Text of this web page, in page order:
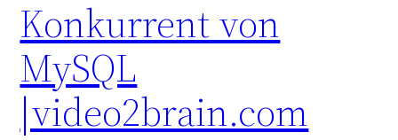
Konkurrent von
MySQL
|video2brain.com